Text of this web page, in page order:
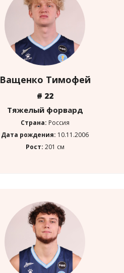
Ващенко Тимофей
# 22
Тяжелый форвард
Страна: Россия
Дата рождения: 10.11.2006
Рост: 201 см